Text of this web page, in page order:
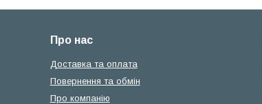
Про нас
Доставка та оплата
Повернення та обмін
Про компанію